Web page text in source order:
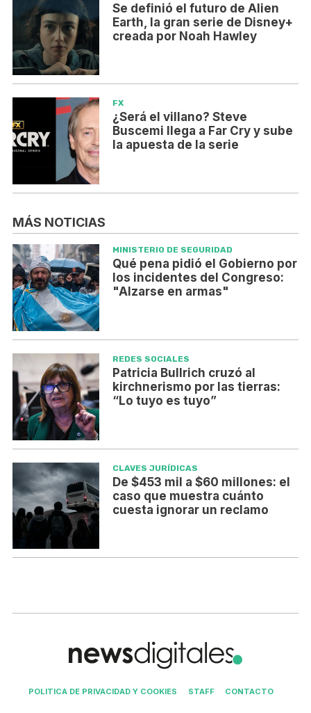
Se definió el futuro de Alien
Earth, la gran serie de Disney+
creada por Noah Hawley
FX
¿Será el villano? Steve
Buscemi llega a Far Cry y sube
la apuesta de la serie
MÁS NOTICIAS
MINISTERIO DE SEGURIDAD
Qué pena pidió el Gobierno por
los incidentes del Congreso:
"Alzarse en armas"
REDES SOCIALES
Patricia Bullrich cruzó al
kirchnerismo por las tierras:
“Lo tuyo es tuyo”
CLAVES JURÍDICAS
De $453 mil a $60 millones: el
caso que muestra cuánto
cuesta ignorar un reclamo
POLITICA DE PRIVACIDAD Y COOKIES STAFF CONTACTO